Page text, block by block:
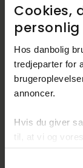
Cookies,
personlig​
Hos danbolig
tredjeparter for
annoncer.​
Hvis du giver
til, at vi og